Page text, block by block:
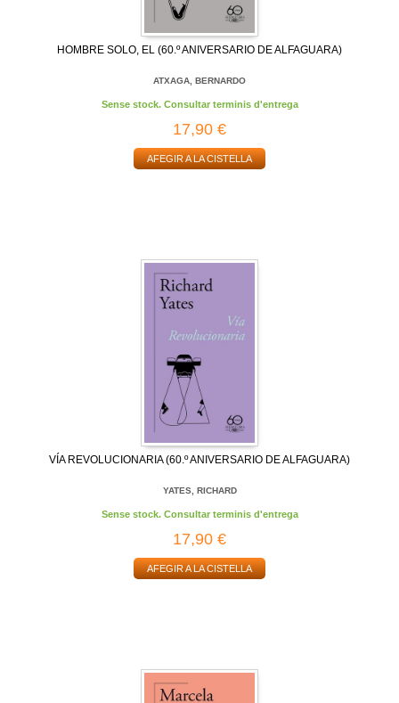
HOMBRE SOLO, EL (60.º ANIVERSARIO DE ALFAGUARA)
ATXAGA, BERNARDO
Sense stock. Consultar terminis d'entrega
17,90 €
AFEGIR A LA CISTELLA
VÍA REVOLUCIONARIA (60.º ANIVERSARIO DE ALFAGUARA)
YATES, RICHARD
Sense stock. Consultar terminis d'entrega
17,90 €
AFEGIR A LA CISTELLA